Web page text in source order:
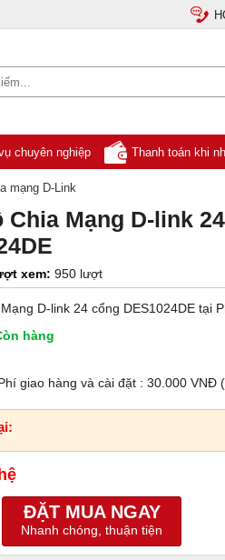
chuyên nghiệp Thanh toán khi
mạng D-Link
Chia Mạng D-link
xem: 950 lượt
D-link 24 cổng DES1024DE tại
hàng
giao hàng và cài đặt : 30.000 VNĐ
ĐẶT MUA NGAY
Nhanh chóng, thuận tiện